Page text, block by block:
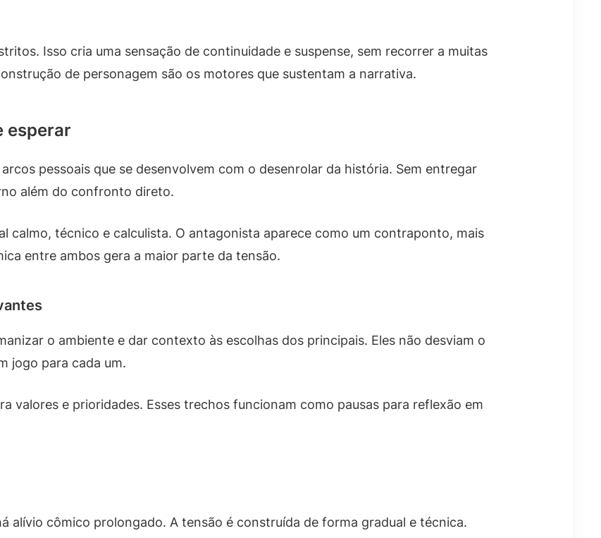
Isso cria uma sensação de continuidade e suspense, sem recorrer a muitas
de personagem são os motores que sustentam a narrativa.
esperar
pessoais que se desenvolvem com o desenrolar da história. Sem entregar
além do confronto direto.
calmo, técnico e calculista. O antagonista aparece como um contraponto, mais
entre ambos gera a maior parte da tensão.
o ambiente e dar contexto às escolhas dos principais. Eles não desviam o
jogo para cada um.
valores e prioridades. Esses trechos funcionam como pausas para reflexão em
alívio cômico prolongado. A tensão é construída de forma gradual e técnica.